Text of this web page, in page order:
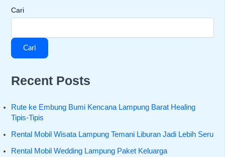
Cari
Cari
Recent Posts
Rute ke Embung Bumi Kencana Lampung Barat Healing
Tipis-Tipis
Rental Mobil Wisata Lampung Temani Liburan Jadi Lebih Seru
Rental Mobil Wedding Lampung Paket Keluarga